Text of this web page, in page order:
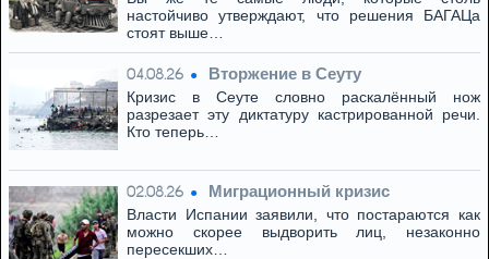
настойчиво утверждают, что решения БАГАЦа
стоят выше…
04.08.26 Вторжение в Сеуту
Кризис в Сеуте словно раскалённый нож
разрезает эту диктатуру кастрированной речи.
Кто теперь…
02.08.26 Миграционный кризис
Власти Испании заявили, что постараются как
можно скорее выдворить лиц, незаконно
пересекших…